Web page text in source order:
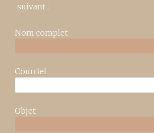
suivant :
Nom complet
Courriel
Objet